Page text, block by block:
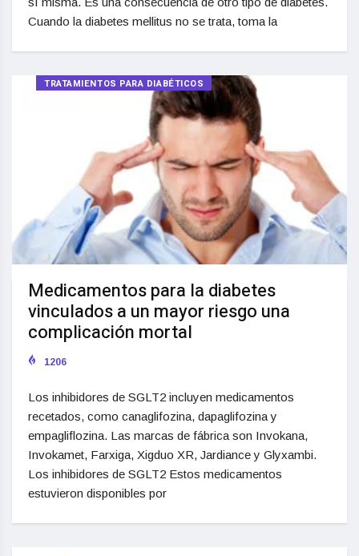
Cuando la diabetes mellitus no se trata, toma la
TRATAMIENTOS PARA DIABÉTICOS
Medicamentos para la diabetes
vinculados a un mayor riesgo una
complicación mortal
1206
Los inhibidores de SGLT2 incluyen medicamentos
recetados, como canaglifozina, dapaglifozina y
empagliflozina. Las marcas de fábrica son Invokana,
Invokamet, Farxiga, Xigduo XR, Jardiance y Glyxambi.
Los inhibidores de SGLT2 Estos medicamentos
estuvieron disponibles por